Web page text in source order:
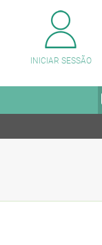
INICIAR SESSÃO